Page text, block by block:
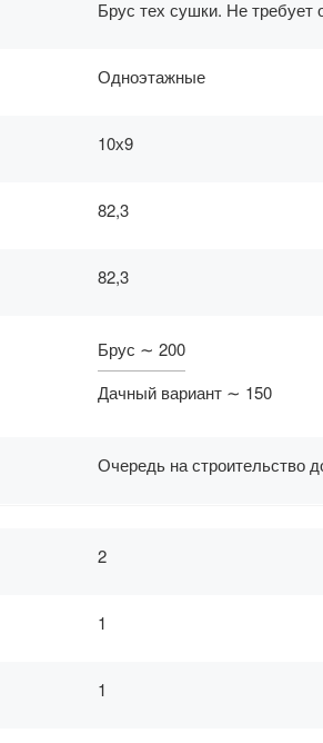
Брус тех сушки. Не требует
Одноэтажные
10х9
82,3
82,3
Брус ∼ 200
Дачный вариант ∼ 150
Очередь на строительство
2
1
1